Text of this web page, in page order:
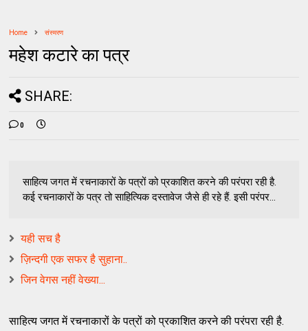
Home संस्मरण
महेश कटारे का पत्र
SHARE:
0
साहित्य जगत में रचनाकारों के पत्रों को प्रकाशित करने की परंपरा रही है.
कई रचनाकारों के पत्र तो साहित्यिक दस्तावेज जैसे ही रहे हैं. इसी परंपर...
यही सच है
ज़िन्दगी एक सफर है सुहाना..
जिन वेगस नहीं वेख्या...
साहित्य जगत में रचनाकारों के पत्रों को प्रकाशित करने की परंपरा रही है.